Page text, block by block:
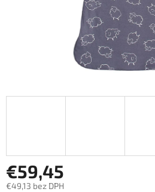
€59,45
€49,13 bez DPH